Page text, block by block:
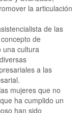
la articulación
de las
de
una cultura
a las
mujeres que no
ha cumplido un
han sido